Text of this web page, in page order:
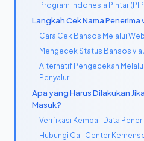
Program Indonesia Pintar
Langkah Cek Nama Penerima
Cara Cek Bansos Melalui
Mengecek Status Bansos
Alternatif Pengecekan
Penyalur
Apa yang Harus Dilakukan
Masuk?
Verifikasi Kembali Data
Hubungi Call Center